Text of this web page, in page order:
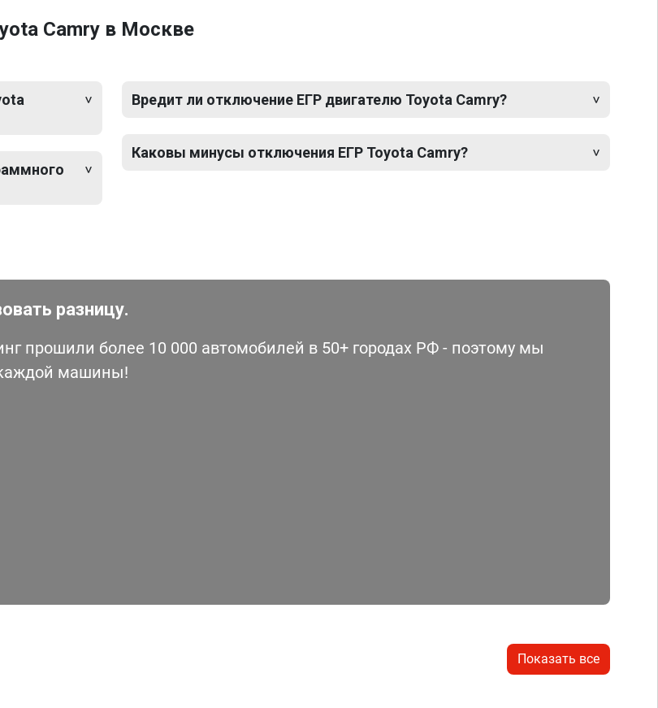
Camry в Москве
Вредит ли отключение ЕГР двигателю Toyota Camry?
Каковы минусы отключения ЕГР Toyota Camry?
разницу.
прошили более 10 000 автомобилей в 50+ городах РФ - поэтому мы
машины!
Показать все